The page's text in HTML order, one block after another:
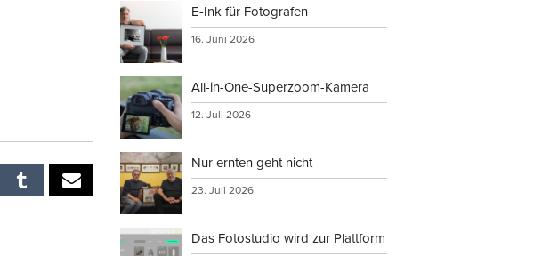
E-Ink für Fotografen
16. Juni 2026
All-in-One-Superzoom-Kamera
12. Juli 2026
Nur ernten geht nicht
23. Juli 2026
Das Fotostudio wird zur Plattform